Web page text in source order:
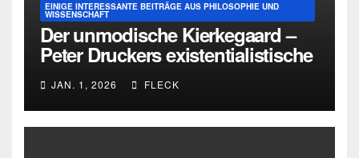
EINIGE INTERESSANTE BEITRÄGE AUS PHILOSOPHIE UND
WISSENSCHAFT
Der unmodische Kierkegaard –
Peter Druckers existentialistische
Intervention von 1933
JAN. 1, 2026 FLECK